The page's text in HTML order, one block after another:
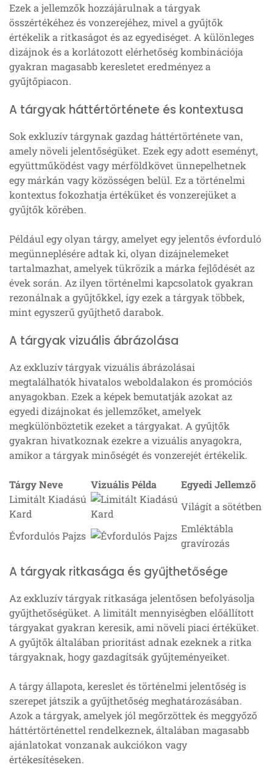
Ezek a jellemzők hozzájárulnak a tárgyak
összértékéhez és vonzerejéhez, mivel a gyűjtők
értékelik a ritkaságot és az egyediséget. A különleges
dizájnok és a korlátozott elérhetőség kombinációja
gyakran magasabb keresletet eredményez a
gyűjtőpiacon.
A tárgyak háttértörténete és kontextusa
Sok exkluzív tárgynak gazdag háttértörténete van,
amely növeli jelentőségüket. Ezek egy adott eseményt,
együttműködést vagy mérföldkövet ünnepelhetnek
egy márkán vagy közösségen belül. Ez a történelmi
kontextus fokozhatja értéküket és vonzerejüket a
gyűjtők körében.
Például egy olyan tárgy, amelyet egy jelentős évforduló
megünneplésére adtak ki, olyan dizájnelemeket
tartalmazhat, amelyek tükrözik a márka fejlődését az
évek során. Az ilyen történelmi kapcsolatok gyakran
rezonálnak a gyűjtőkkel, így ezek a tárgyak többek,
mint egyszerű gyűjthető darabok.
A tárgyak vizuális ábrázolása
Az exkluzív tárgyak vizuális ábrázolásai
megtalálhatók hivatalos weboldalakon és promóciós
anyagokban. Ezek a képek bemutatják azokat az
egyedi dizájnokat és jellemzőket, amelyek
megkülönböztetik ezeket a tárgyakat. A gyűjtők
gyakran hivatkoznak ezekre a vizuális anyagokra,
amikor a tárgyak minőségét és vonzerejét értékelik.
Tárgy Neve Vizuális Példa
Egyedi Jellemző
Limitált Kiadású
Kard
Világít a sötétben
Évfordulós Pajzs
Emléktábla
gravírozás
A tárgyak ritkasága és gyűjthetősége
Az exkluzív tárgyak ritkasága jelentősen befolyásolja
gyűjthetőségüket. A limitált mennyiségben előállított
tárgyakat gyakran keresik, ami növeli piaci értéküket.
A gyűjtők általában prioritást adnak ezeknek a ritka
tárgyaknak, hogy gazdagítsák gyűjteményeiket.
A tárgy állapota, kereslet és történelmi jelentőség is
szerepet játszik a gyűjthetőség meghatározásában.
Azok a tárgyak, amelyek jól megőrzöttek és meggyőző
háttértörténettel rendelkeznek, általában magasabb
ajánlatokat vonzanak aukciókon vagy
értékesítéseken.